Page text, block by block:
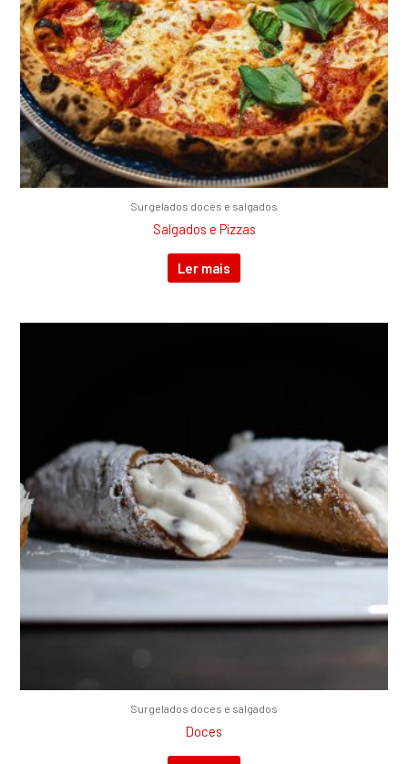
Surgelados doces e salgados
Salgados e Pizzas
Ler mais
Surgelados doces e salgados
Doces